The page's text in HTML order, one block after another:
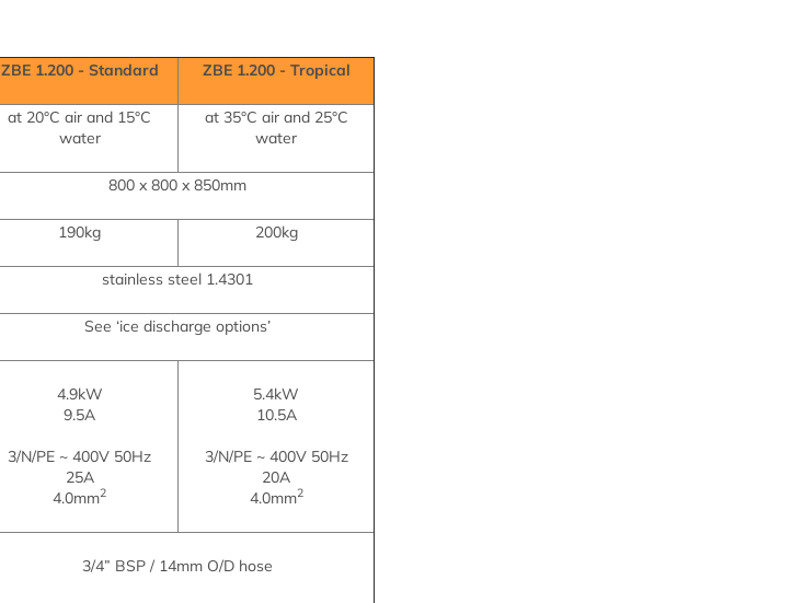
ZBE 1.200 - Standard ZBE 1.200 - Tropical
at 20°C air and 15°C
water
at 35°C air and 25°C
water
800 x 800 x 850mm
190kg 200kg
stainless steel 1.4301
See ‘ice discharge options’
4.9kW
9.5A
3/N/PE ~ 400V 50Hz
25A
4.0mm2
5.4kW
10.5A
3/N/PE ~ 400V 50Hz
20A
4.0mm2
3/4” BSP / 14mm O/D hose